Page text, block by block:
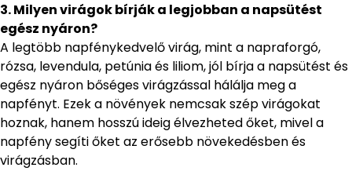
3. Milyen virágok bírják a legjobban a napsütést
egész nyáron?
A legtöbb napfénykedvelő virág, mint a napraforgó,
rózsa, levendula, petúnia és liliom, jól bírja a napsütést és
egész nyáron bőséges virágzással hálálja meg a
napfényt. Ezek a növények nemcsak szép virágokat
hoznak, hanem hosszú ideig élvezheted őket, mivel a
napfény segíti őket az erősebb növekedésben és
virágzásban.